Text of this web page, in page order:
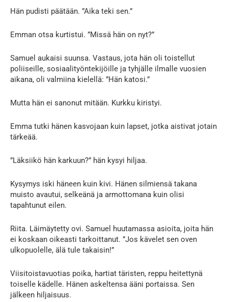
Hän pudisti päätään. ”Aika teki sen.”
Emman otsa kurtistui. ”Missä hän on nyt?”
Samuel aukaisi suunsa. Vastaus, jota hän oli toistellut
poliiseille, sosiaalityöntekijöille ja tyhjälle ilmalle vuosien
aikana, oli valmiina kielellä: ”Hän katosi.”
Mutta hän ei sanonut mitään. Kurkku kiristyi.
Emma tutki hänen kasvojaan kuin lapset, jotka aistivat jotain
tärkeää.
”Läksiikö hän karkuun?” hän kysyi hiljaa.
Kysymys iski häneen kuin kivi. Hänen silmiensä takana
muisto avautui, selkeänä ja armottomana kuin olisi
tapahtunut eilen.
Riita. Läimäytetty ovi. Samuel huutamassa asioita, joita hän
ei koskaan oikeasti tarkoittanut. ”Jos kävelet sen oven
ulkopuolelle, älä tule takaisin!”
Viisitoistavuotias poika, hartiat täristen, reppu heitettynä
toiselle kädelle. Hänen askeltensa ääni portaissa. Sen
jälkeen hiljaisuus.